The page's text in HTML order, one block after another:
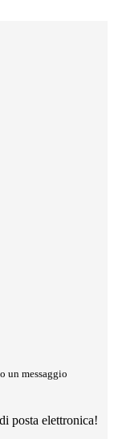
un messaggio
posta elettronica!